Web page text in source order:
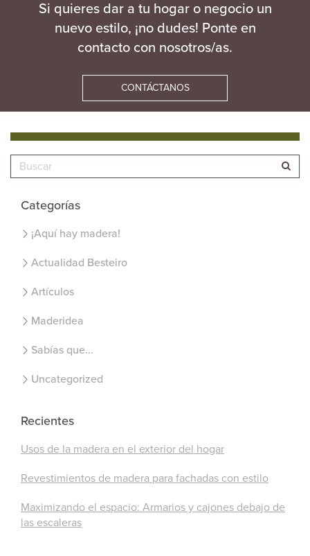
Si quieres dar a tu hogar o negocio un
nuevo estilo, ¡no dudes! Ponte en
contacto con nosotros/as.
CONTÁCTANOS
Categorías
¡Aquí hay madera!
Actualidad Besteiro
Artículos
Maderidea
Sabías que...
Uncategorized
Recientes
Usos de la madera en el exterior del hogar
Revestimientos de madera para fachadas con estilo
Maximizando el espacio: Armarios y cajones debajo de
las escaleras